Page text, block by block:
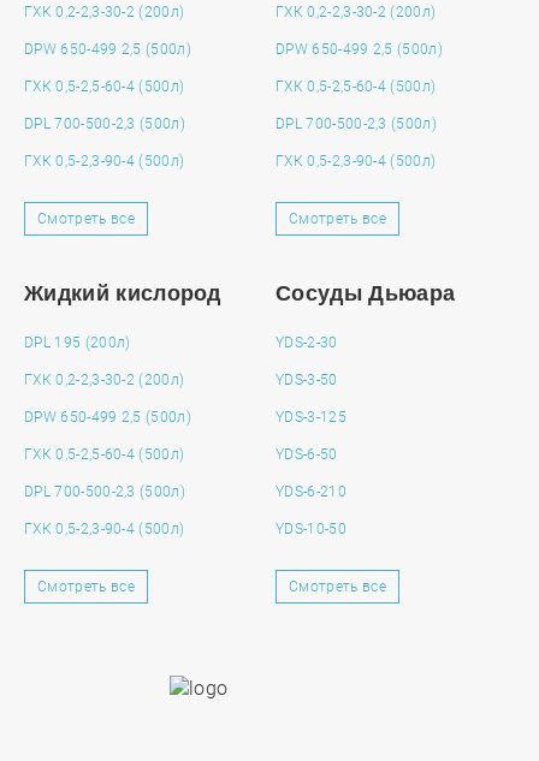
ГХК 0,2-2,3-30-2 (200л)
DPW 650-499 2,5 (500л)
ГХК 0,5-2,5-60-4 (500л)
DPL 700-500-2,3 (500л)
ГХК 0,5-2,3-90-4 (500л)
Смотреть все
ГХК 0,2-2,3-30-2 (200л)
DPW 650-499 2,5 (500л)
ГХК 0,5-2,5-60-4 (500л)
DPL 700-500-2,3 (500л)
ГХК 0,5-2,3-90-4 (500л)
Смотреть все
Жидкий кислород
DPL 195 (200л)
ГХК 0,2-2,3-30-2 (200л)
DPW 650-499 2,5 (500л)
ГХК 0,5-2,5-60-4 (500л)
DPL 700-500-2,3 (500л)
ГХК 0,5-2,3-90-4 (500л)
Смотреть все
Сосуды Дьюара
YDS-2-30
YDS-3-50
YDS-3-125
YDS-6-50
YDS-6-210
YDS-10-50
Смотреть все